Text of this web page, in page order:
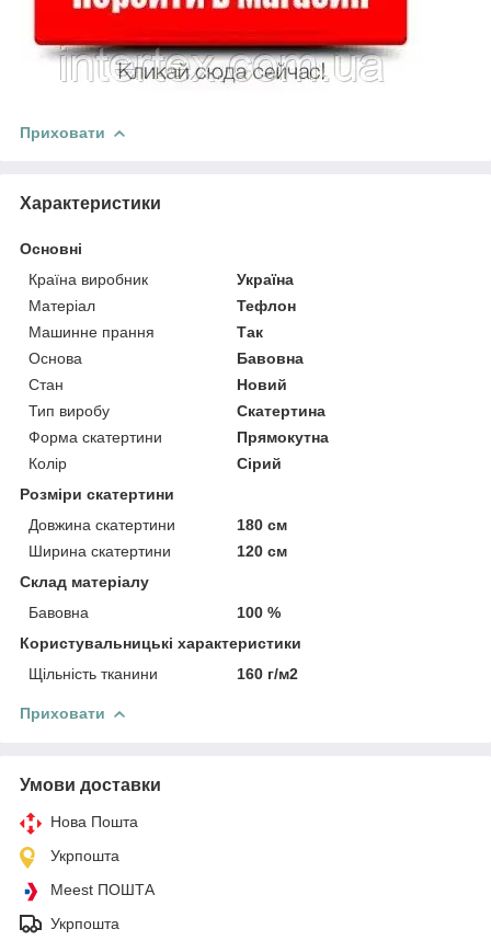
Приховати
Характеристики
Основні
Країна виробник
Україна
Матеріал
Тефлон
Машинне прання
Так
Основа
Бавовна
Стан
Новий
Тип виробу
Скатертина
Форма скатертини
Прямокутна
Колір
Сірий
Розміри скатертини
Довжина скатертини
180 см
Ширина скатертини
120 см
Склад матеріалу
Бавовна
100 %
Користувальницькі характеристики
Щільність тканини
160 г/м2
Приховати
Умови доставки
Нова Пошта
Укрпошта
Meest ПОШТА
Укрпошта